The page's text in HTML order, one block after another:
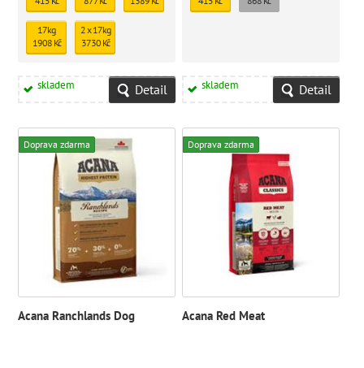
17kg
1908 Kč
2 x 17kg
3730 Kč
skladem Detail skladem Detail
Doprava zdarma
Acana Ranchlands Dog
Doprava zdarma
Acana Red Meat